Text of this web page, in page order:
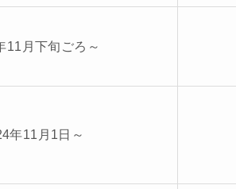
11月下旬ごろ～
年11月1日～